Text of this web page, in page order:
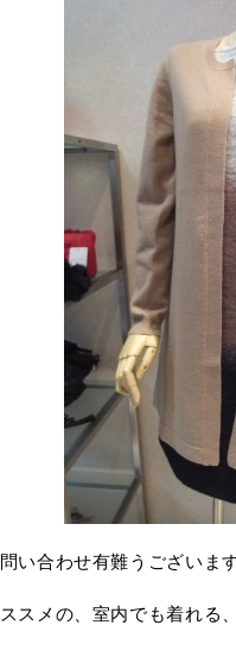
い合わせ有難うございま
スメの、室内でも着れる